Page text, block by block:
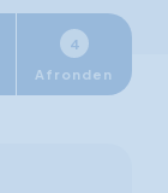
4
Afronden